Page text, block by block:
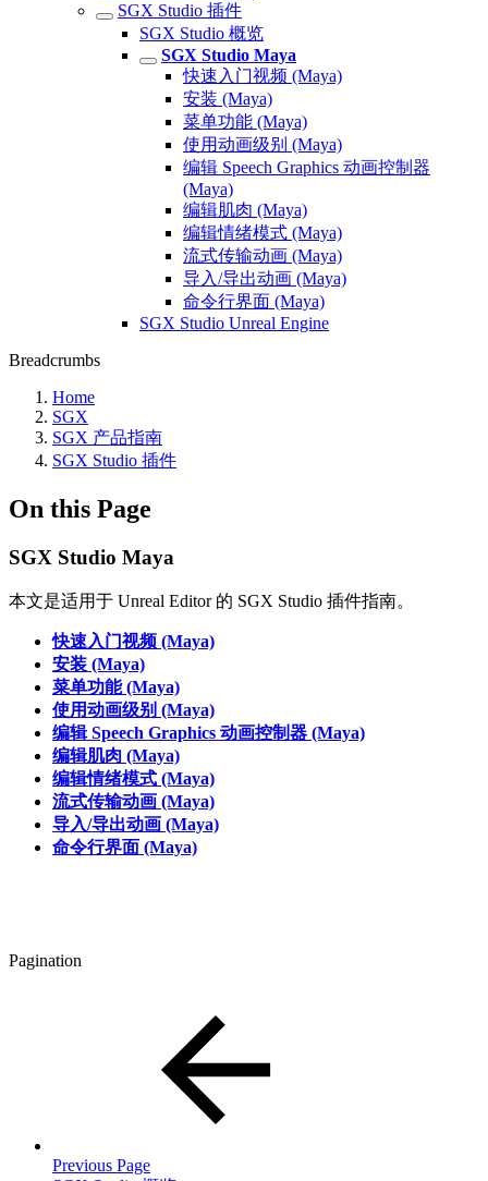
SGX Studio 插件
SGX Studio 概览
SGX Studio Maya
快速入门视频 (Maya)
安装 (Maya)
菜单功能 (Maya)
使用动画级别 (Maya)
编辑 Speech Graphics 动画控制器
(Maya)
编辑肌肉 (Maya)
编辑情绪模式 (Maya)
流式传输动画 (Maya)
导入/导出动画 (Maya)
命令行界面 (Maya)
SGX Studio Unreal Engine
Breadcrumbs
Home
SGX
SGX 产品指南
SGX Studio 插件
On this Page
SGX Studio Maya
本文是适用于 Unreal Editor 的 SGX Studio 插件指南。
快速入门视频 (Maya)
安装 (Maya)
菜单功能 (Maya)
使用动画级别 (Maya)
编辑 Speech Graphics 动画控制器 (Maya)
编辑肌肉 (Maya)
编辑情绪模式 (Maya)
流式传输动画 (Maya)
导入/导出动画 (Maya)
命令行界面 (Maya)
Pagination
Previous Page